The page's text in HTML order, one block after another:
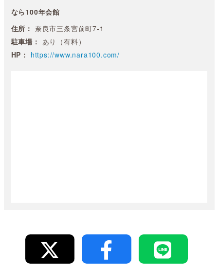
なら100年会館
住所： 奈良市三条宮前町7-1
駐車場： あり（有料）
HP： https://www.nara100.com/